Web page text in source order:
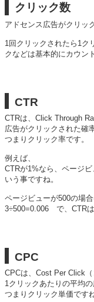
クリック数
アドセンス広告がクリッ
1回クリックされたら1ク
クなどは基本的にカウン
CTR
CTRは、Click Through
広告がクリックされた確
つまりクリック率です。
例えば、
CTRが1%なら、ページ
いう事ですね。
ページビューが500の場
3÷500=0.006 で、CTRは
CPC
CPCは、Cost Per Click（
1クリックあたりの平均の
つまりクリック単価ですね